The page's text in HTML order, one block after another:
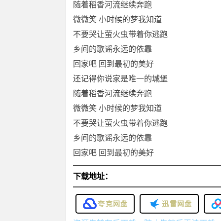
随着稻香河流继续奔跑
微微笑 小时候的梦我知道
不要哭让萤火虫带着你逃跑
乡间的歌谣永远的依靠
回家吧 回到最初的美好
还记得你说家是唯一的城堡
随着稻香河流继续奔跑
微微笑 小时候的梦我知道
不要哭让萤火虫带着你逃跑
乡间的歌谣永远的依靠
回家吧 回到最初的美好
下载地址：
夸克网盘 迅雷网盘